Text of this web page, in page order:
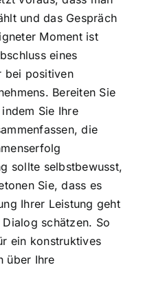
und das Gespräch
Moment ist
eines
bei positiven
Bereiten Sie
Sie Ihre
die
sollte selbstbewusst,
Sie, dass es
Ihrer Leistung geht
schätzen. So
ein konstruktives
über Ihre